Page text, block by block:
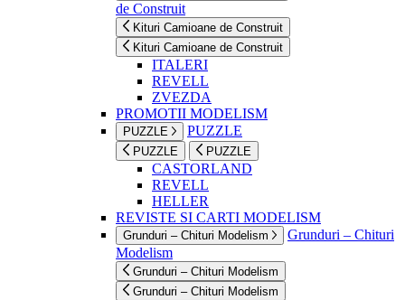
de Construit
Kituri Camioane de Construit
Kituri Camioane de Construit
ITALERI
REVELL
ZVEZDA
PROMOTII MODELISM
PUZZLE PUZZLE
PUZZLE PUZZLE
CASTORLAND
REVELL
HELLER
REVISTE SI CARTI MODELISM
Grunduri – Chituri Modelism
Grunduri – Chituri
Modelism
Grunduri – Chituri Modelism
Grunduri – Chituri Modelism